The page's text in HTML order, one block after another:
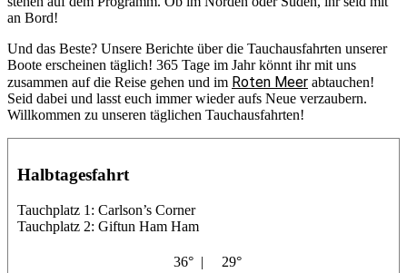
an Bord!
Und das Beste? Unsere Berichte über die Tauchausfahrten unserer
Boote erscheinen täglich! 365 Tage im Jahr könnt ihr mit uns
zusammen auf die Reise gehen und im Roten Meer abtauchen!
Seid dabei und lasst euch immer wieder aufs Neue verzaubern.
Willkommen zu unseren täglichen Tauchausfahrten!
Halbtagesfahrt
Tauchplatz 1: Carlson’s Corner
Tauchplatz 2: Giftun Ham Ham
36° | 29°